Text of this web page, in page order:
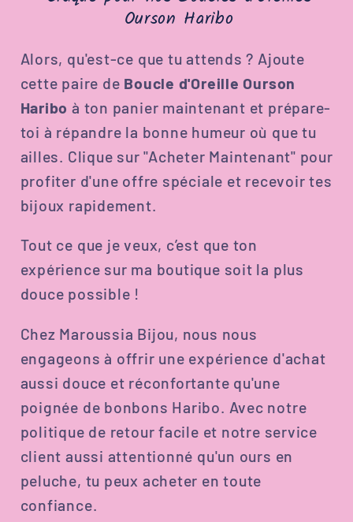
Ourson Haribo
Alors, qu'est-ce que tu attends ? Ajoute
cette paire de Boucle d'Oreille Ourson
Haribo à ton panier maintenant et prépare-
toi à répandre la bonne humeur où que tu
ailles. Clique sur "Acheter Maintenant" pour
profiter d'une offre spéciale et recevoir tes
bijoux rapidement.
Tout ce que je veux, c’est que ton
expérience sur ma boutique soit la plus
douce possible !
Chez Maroussia Bijou, nous nous
engageons à offrir une expérience d'achat
aussi douce et réconfortante qu'une
poignée de bonbons Haribo. Avec notre
politique de retour facile et notre service
client aussi attentionné qu'un ours en
peluche, tu peux acheter en toute
confiance.